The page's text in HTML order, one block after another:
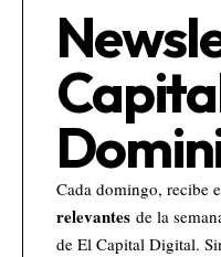
Cada domingo, recibe
relevantes de la
de El Capital Digital.